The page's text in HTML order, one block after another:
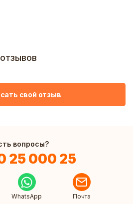
свой отзыв
вопросы?
25 000 25
WhatsApp Почта